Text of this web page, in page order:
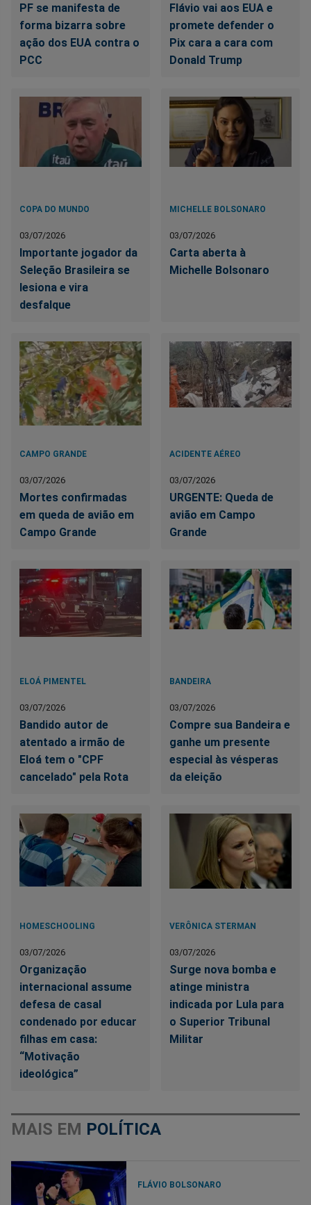
PF se manifesta de
forma bizarra sobre
ação dos EUA contra o
PCC
Flávio vai aos EUA e
promete defender o
Pix cara a cara com
Donald Trump
COPA DO MUNDO
03/07/2026
Importante jogador da
Seleção Brasileira se
lesiona e vira
desfalque
MICHELLE BOLSONARO
03/07/2026
Carta aberta à
Michelle Bolsonaro
CAMPO GRANDE
03/07/2026
Mortes confirmadas
em queda de avião em
Campo Grande
ACIDENTE AÉREO
03/07/2026
URGENTE: Queda de
avião em Campo
Grande
ELOÁ PIMENTEL
03/07/2026
Bandido autor de
atentado a irmão de
Eloá tem o "CPF
cancelado" pela Rota
BANDEIRA
03/07/2026
Compre sua Bandeira e
ganhe um presente
especial às vésperas
da eleição
HOMESCHOOLING
03/07/2026
Organização
internacional assume
defesa de casal
condenado por educar
filhas em casa:
“Motivação
ideológica”
VERÔNICA STERMAN
03/07/2026
Surge nova bomba e
atinge ministra
indicada por Lula para
o Superior Tribunal
Militar
MAIS EM POLÍTICA
FLÁVIO BOLSONARO